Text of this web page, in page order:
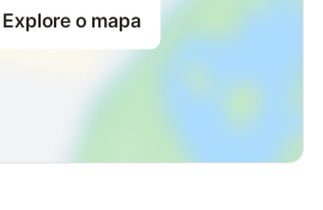
Explore o mapa